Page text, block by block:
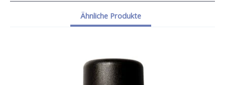
Ähnliche Produkte